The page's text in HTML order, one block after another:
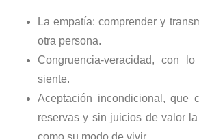
La empatía: comprender y
otra persona.
Congruencia-veracidad, con
siente.
Aceptación incondicional, que
reservas y sin juicios de valor
como su modo de vivir.